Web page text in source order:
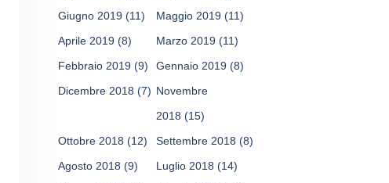
Giugno 2019 (11) Maggio 2019 (11)
Aprile 2019 (8) Marzo 2019 (11)
Febbraio 2019 (9) Gennaio 2019 (8)
Dicembre 2018 (7) Novembre
2018 (15)
Ottobre 2018 (12) Settembre 2018 (8)
Agosto 2018 (9) Luglio 2018 (14)